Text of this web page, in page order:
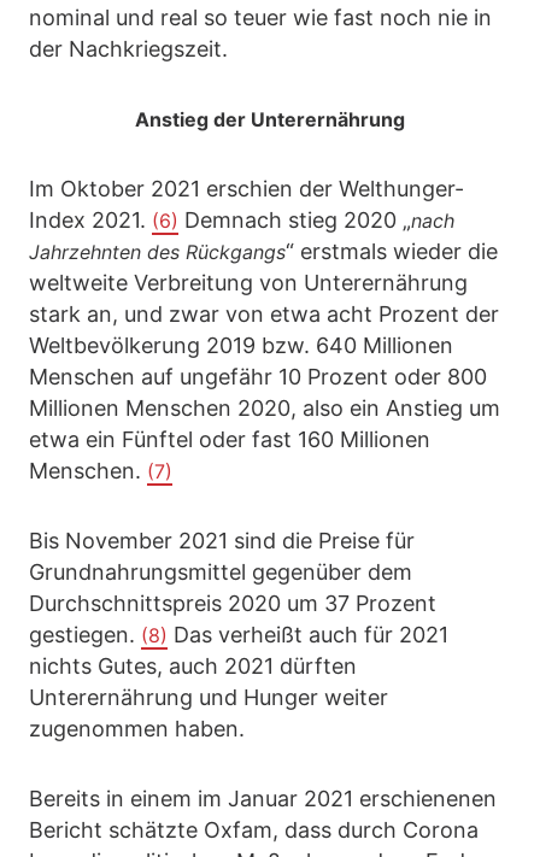
nominal und real so teuer wie fast noch nie in
der Nachkriegszeit.
Anstieg der Unterernährung
Im Oktober 2021 erschien der Welthunger-
Index 2021. (6) Demnach stieg 2020 „nach
Jahrzehnten des Rückgangs“ erstmals wieder die
weltweite Verbreitung von Unterernährung
stark an, und zwar von etwa acht Prozent der
Weltbevölkerung 2019 bzw. 640 Millionen
Menschen auf ungefähr 10 Prozent oder 800
Millionen Menschen 2020, also ein Anstieg um
etwa ein Fünftel oder fast 160 Millionen
Menschen. (7)
Bis November 2021 sind die Preise für
Grundnahrungsmittel gegenüber dem
Durchschnittspreis 2020 um 37 Prozent
gestiegen. (8) Das verheißt auch für 2021
nichts Gutes, auch 2021 dürften
Unterernährung und Hunger weiter
zugenommen haben.
Bereits in einem im Januar 2021 erschienenen
Bericht schätzte Oxfam, dass durch Corona